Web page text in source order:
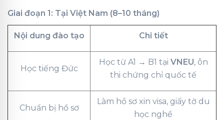
Giai đoạn 1: Tại Việt Nam (8–10 tháng)
Nội dung đào tạo Chi tiết
Học tiếng Đức
Học từ A1 → B1 tại VNEU, ôn
thi chứng chỉ quốc tế
Chuẩn bị hồ sơ
Làm hồ sơ xin visa, giấy tờ du
học nghề